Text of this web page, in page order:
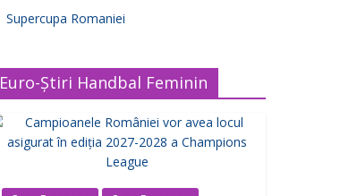
Supercupa Romaniei
Euro-Știri Handbal Feminin